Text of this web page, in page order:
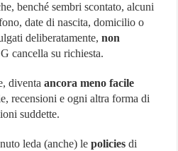
benché sembri scontato, alcuni
date di nascita, domicilio o
deliberatamente,non
cancella su richiesta.
diventa ancora meno facile
recensioni e ogni altra forma di
suddette.
leda (anche) lepolicies di